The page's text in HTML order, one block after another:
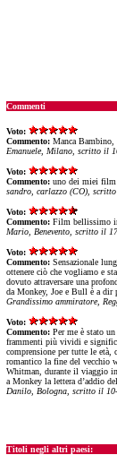
Commenti
Voto:
Commento: Manca
Emanuele, Milano, scritto il
Voto:
Commento: uno dei miei film
sandro, carlazzo (CO),
Voto:
Commento: Film bellissimo
Mario, Benevento, scritto il
Voto:
Commento: Sensazionale
ottenere ciò che vogliamo e
dovuto attraversare una
da Monkey, Joe e Bull è a dir
Grandissimo ammiratore,
Voto:
Commento: Per me è stato
frammenti più vividi e
comprensione per tutte le
romantico la fine del vecchio
Whitman, durante il viaggio
a Monkey la lettera d’addio
Danilo, Bologna, scritto il
Titoli negli altri paesi: